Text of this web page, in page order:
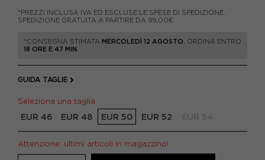
*PREZZI INCLUSA IVA ED ESCLUSE LE SPESE DI SPEDIZIONE.
SPEDIZIONE GRATUITA A PARTIRE DA 99,00€
*CONSEGNA STIMATA MERCOLEDÌ 12 AGOSTO.
ORDINA ENTRO
18 ORE E 47 MIN.
GUIDA TAGLIE
Seleziona una taglia
EUR 46 EUR 48 EUR 50 EUR 52
Attenzione: ultimi articoli in magazzino!